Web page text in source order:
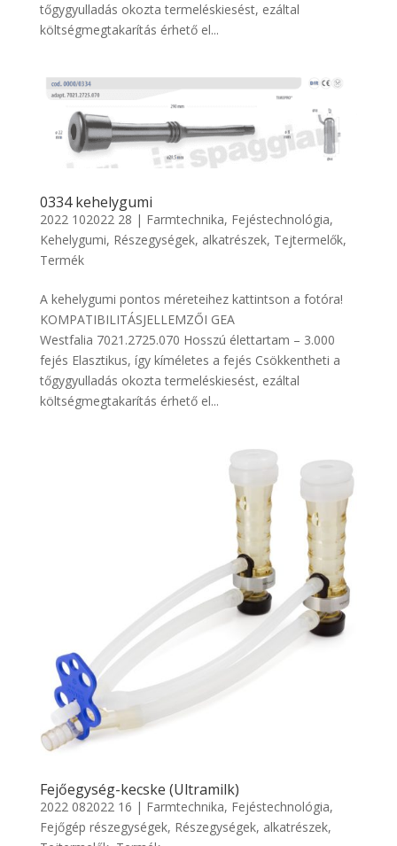
tőgygyulladás okozta termeléskiesést, ezáltal
költségmegtakarítás érhető el...
0334 kehelygumi
2022 102022 28 | Farmtechnika, Fejéstechnológia,
Kehelygumi, Részegységek, alkatrészek, Tejtermelők,
Termék
A kehelygumi pontos méreteihez kattintson a fotóra!
KOMPATIBILITÁSJELLEMZŐI GEA
Westfalia 7021.2725.070 Hosszú élettartam – 3.000
fejés Elasztikus, így kíméletes a fejés Csökkentheti a
tőgygyulladás okozta termeléskiesést, ezáltal
költségmegtakarítás érhető el...
Fejőegység-kecske (Ultramilk)
2022 082022 16 | Farmtechnika, Fejéstechnológia,
Fejőgép részegységek, Részegységek, alkatrészek,